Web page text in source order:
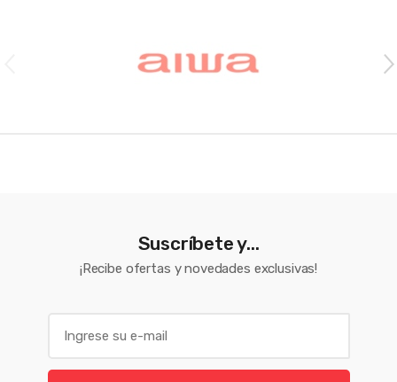
Suscríbete y...
¡Recibe ofertas y novedades exclusivas!